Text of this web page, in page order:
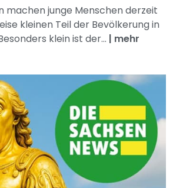
machen junge Menschen derzeit
kleinen Teil der Bevölkerung in
klein ist der... | mehr